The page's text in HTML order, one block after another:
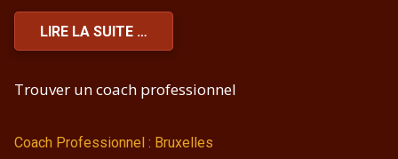
LIRE LA SUITE …
Trouver un coach professionnel
Coach Professionnel : Bruxelles